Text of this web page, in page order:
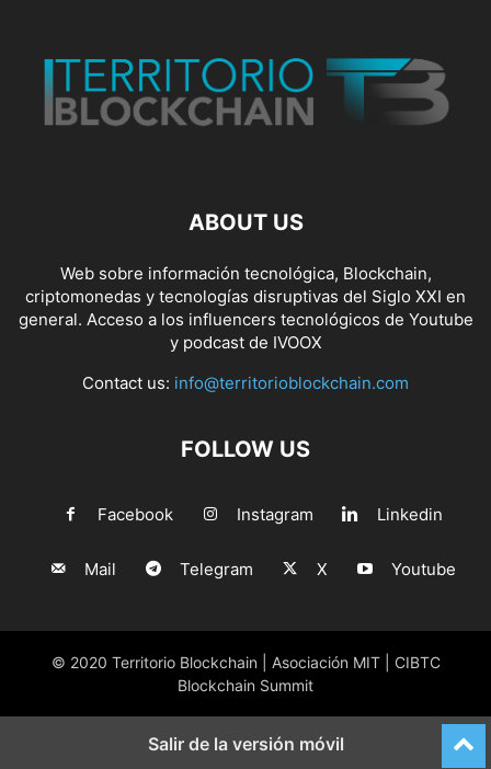
ABOUT US
Web sobre información tecnológica, Blockchain,
criptomonedas y tecnologías disruptivas del Siglo XXI en
general. Acceso a los influencers tecnológicos de Youtube
y podcast de IVOOX
Contact us: info@territorioblockchain.com
FOLLOW US
Facebook Instagram Linkedin
Mail Telegram X Youtube
© 2020 Territorio Blockchain | Asociación MIT | CIBTC
Blockchain Summit
Salir de la versión móvil